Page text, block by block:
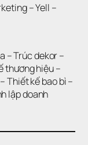
– Yell
– Trúc dekor
thương hiệu
– Thiết kế bao bì
lập doanh